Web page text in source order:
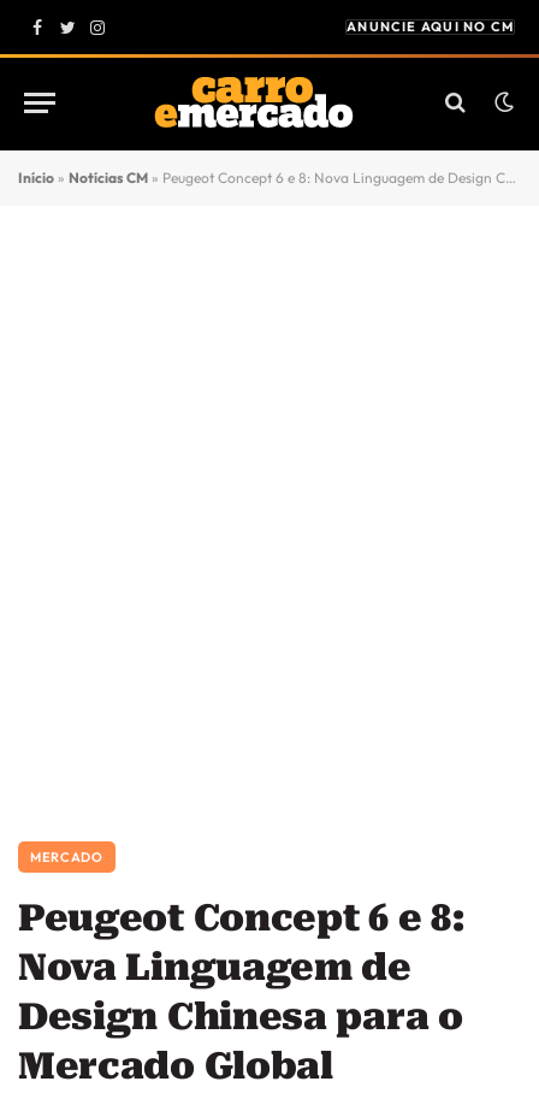
Facebook
Twitter
Instagram
ANUNCIE AQUI NO CM
Início » Notícias CM » Peugeot Concept 6 e 8: Nova Linguagem de Design Chinesa para o Mercado Global
MERCADO
Peugeot Concept 6 e 8:
Nova Linguagem de
Design Chinesa para o
Mercado Global